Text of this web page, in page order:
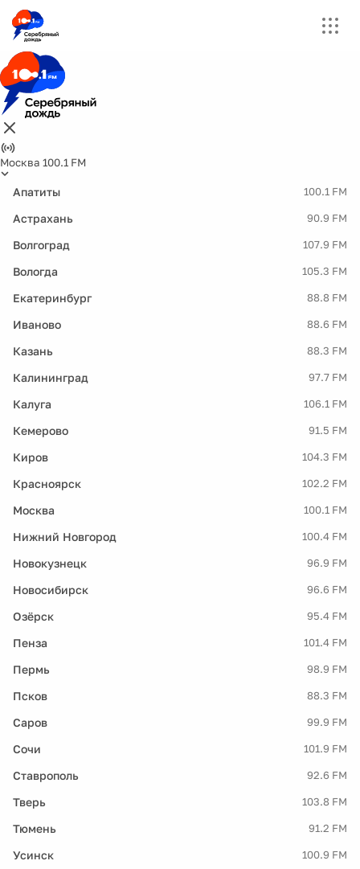
Москва 100.1 FM
Апатиты 100.1 FM
Астрахань 90.9 FM
Волгоград 107.9 FM
Вологда 105.3 FM
Екатеринбург 88.8 FM
Иваново 88.6 FM
Казань 88.3 FM
Калининград 97.7 FM
Калуга 106.1 FM
Кемерово 91.5 FM
Киров 104.3 FM
Красноярск 102.2 FM
Москва 100.1 FM
Нижний Новгород 100.4 FM
Новокузнецк 96.9 FM
Новосибирск 96.6 FM
Озёрск 95.4 FM
Пенза 101.4 FM
Пермь 98.9 FM
Псков 88.3 FM
Саров 99.9 FM
Сочи 101.9 FM
Ставрополь 92.6 FM
Тверь 103.8 FM
Тюмень 91.2 FM
Усинск 100.9 FM